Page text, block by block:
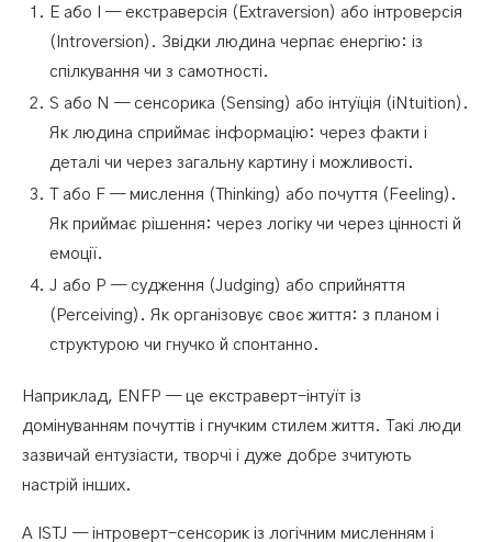
E або I — екстраверсія (Extraversion) або інтроверсія
(Introversion). Звідки людина черпає енергію: із
спілкування чи з самотності.
S або N — сенсорика (Sensing) або інтуїція (iNtuition).
Як людина сприймає інформацію: через факти і
деталі чи через загальну картину і можливості.
T або F — мислення (Thinking) або почуття (Feeling).
Як приймає рішення: через логіку чи через цінності й
емоції.
J або P — судження (Judging) або сприйняття
(Perceiving). Як організовує своє життя: з планом і
структурою чи гнучко й спонтанно.
Наприклад, ENFP — це екстраверт-інтуїт із
домінуванням почуттів і гнучким стилем життя. Такі люди
зазвичай ентузіасти, творчі і дуже добре зчитують
настрій інших.
А ISTJ — інтроверт-сенсорик із логічним мисленням і